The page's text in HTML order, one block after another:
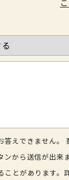
えできません。
から送信が出来ま
とがあります。